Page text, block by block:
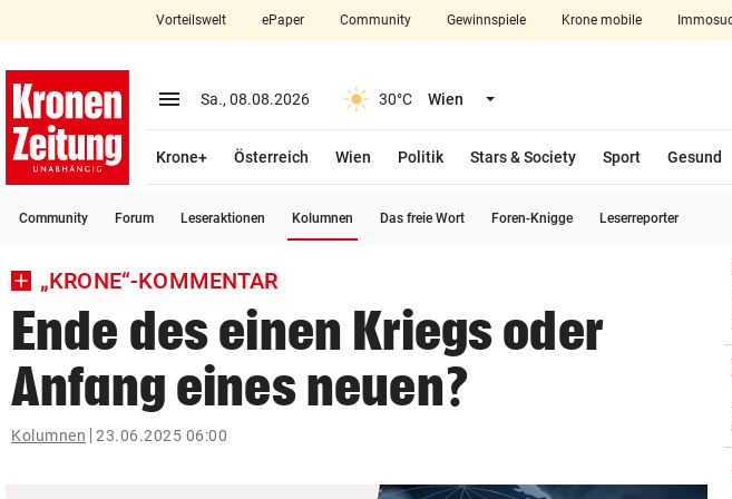
closeSchließen
account_circle Anmelden
arrow_right
arrow_right
bookmark
search
Suchbegriff
eingeben
Vorteilswelt ePaper Community Gewinnspiele Krone mobile
menu Menü aufklappen
Sa., 08.08.2026 30°C Wien Menü aufklappen
Krone+ Österreich Wien Politik Stars & Society Sport Gesund
Community Forum Leseraktionen Kolumnen Das freie Wort Foren-Knigge Leserreporter
„KRONE“-KOMMENTAR
Ende des einen Kriegs oder
Anfang eines neuen?
Kolumnen 23.06.2025 06:00